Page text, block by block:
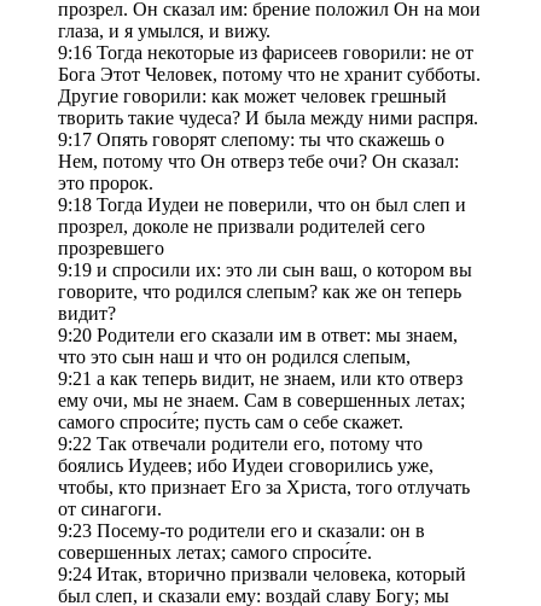
прозрел. Он сказал им: брение положил Он на мои
глаза, и я умылся, и вижу.
9:16 Тогда некоторые из фарисеев говорили: не от
Бога Этот Человек, потому что не хранит субботы.
Другие говорили: как может человек грешный
творить такие чудеса? И была между ними распря.
9:17 Опять говорят слепому: ты что скажешь о
Нем, потому что Он отверз тебе очи? Он сказал:
это пророк.
9:18 Тогда Иудеи не поверили, что он был слеп и
прозрел, доколе не призвали родителей сего
прозревшего
9:19 и спросили их: это ли сын ваш, о котором вы
говорите, что родился слепым? как же он теперь
видит?
9:20 Родители его сказали им в ответ: мы знаем,
что это сын наш и что он родился слепым,
9:21 а как теперь видит, не знаем, или кто отверз
ему очи, мы не знаем. Сам в совершенных летах;
самого спроси́те; пусть сам о себе скажет.
9:22 Так отвечали родители его, потому что
боялись Иудеев; ибо Иудеи сговорились уже,
чтобы, кто признает Его за Христа, того отлучать
от синагоги.
9:23 Посему-то родители его и сказали: он в
совершенных летах; самого спроси́те.
9:24 Итак, вторично призвали человека, который
был слеп, и сказали ему: воздай славу Богу; мы